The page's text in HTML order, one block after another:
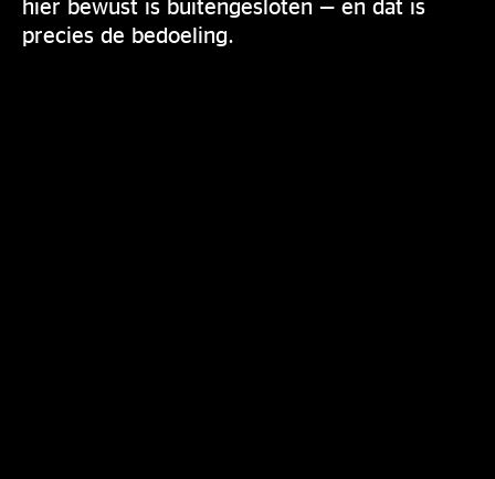
hier bewust is buitengesloten — en dat is
precies de bedoeling.